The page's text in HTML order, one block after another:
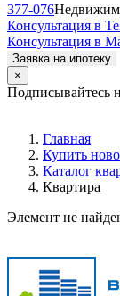
377-076
Консультация в
Консультация в
Заявка на ипотеку
×
Подписывайтесь
Главная
Купить
Каталог
Квартира
Элемент не